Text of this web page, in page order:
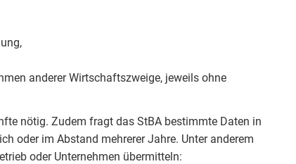
anderer Wirtschaftszweige, jeweils ohne
nötig. Zudem fragt das StBA bestimmte Daten in
oder im Abstand mehrerer Jahre. Unter anderem
oder Unternehmen übermitteln: